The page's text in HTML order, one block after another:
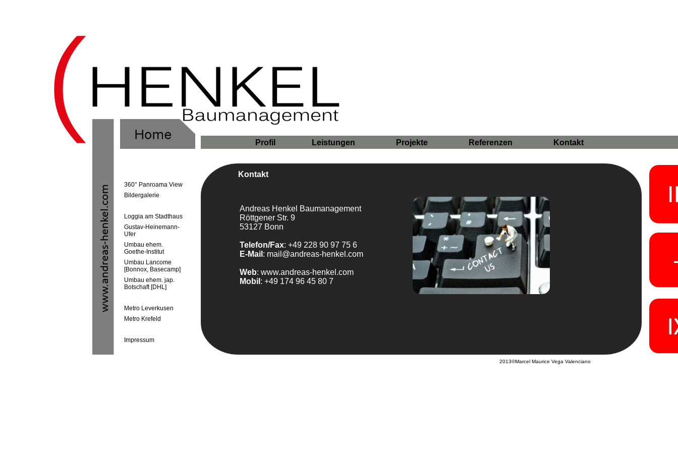
360° Panroama View
Bildergalerie
Loggia am Stadthaus
Gustav-Heinemann-
Ufer
Umbau ehem.
Goethe-Institut
Umbau Lancome
[Bonnox, Basecamp]
Umbau ehem. jap.
Botschaft [DHL]
Metro Leverkusen
Metro Krefeld
Impressum
2013©Marcel Maurice Vega Valenciano
Profil Leistungen Projekte Referenzen Kontakt
Kontakt
Andreas Henkel Baumanagement
Röttgener Str. 9
53127 Bonn
Telefon/Fax: +49 228 90 97 75 6
E-Mail : mail@andreas-henkel.com
Web: www.andreas-henkel.com
Mobil : +49 174 96 45 80 7